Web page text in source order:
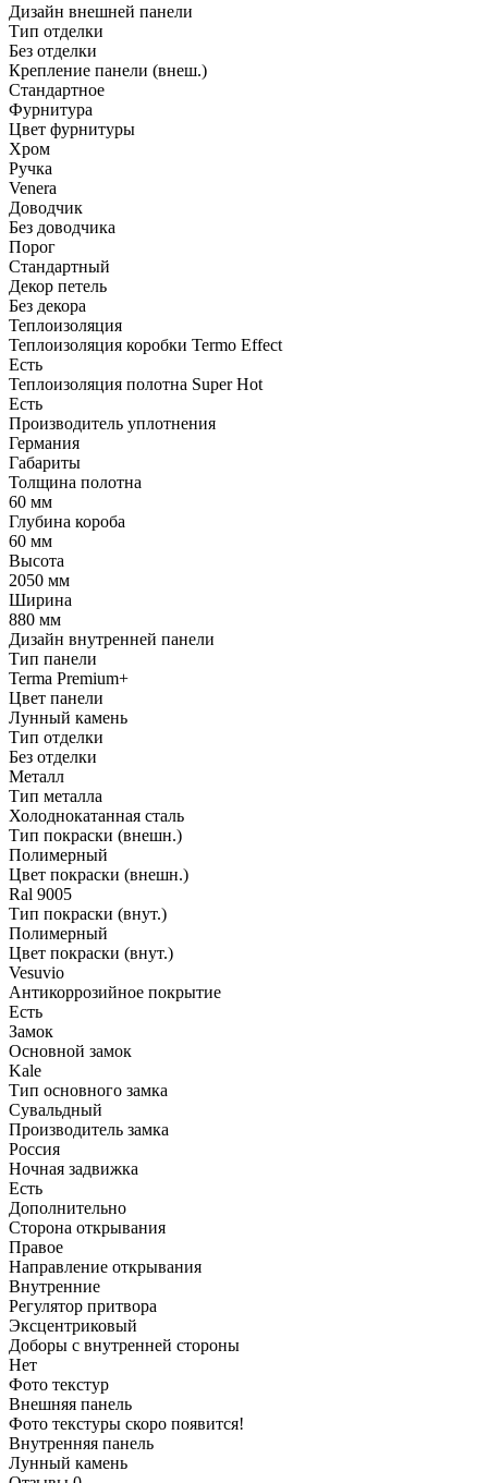
Дизайн внешней панели
Тип отделки
Без отделки
Крепление панели (внеш.)
Стандартное
Фурнитура
Цвет фурнитуры
Хром
Ручка
Venera
Доводчик
Без доводчика
Порог
Стандартный
Декор петель
Без декора
Теплоизоляция
Теплоизоляция коробки Termo Effect
Есть
Теплоизоляция полотна Super Нot
Есть
Производитель уплотнения
Германия
Габариты
Толщина полотна
60 мм
Глубина короба
60 мм
Высота
2050 мм
Ширина
880 мм
Дизайн внутренней панели
Тип панели
Terma Premium+
Цвет панели
Лунный камень
Тип отделки
Без отделки
Металл
Тип металла
Холоднокатанная сталь
Тип покраски (внешн.)
Полимерный
Цвет покраски (внешн.)
Ral 9005
Тип покраски (внут.)
Полимерный
Цвет покраски (внут.)
Vesuvio
Антикоррозийное покрытие
Есть
Замок
Основной замок
Kale
Тип основного замка
Сувальдный
Производитель замка
Россия
Ночная задвижка
Есть
Дополнительно
Сторона открывания
Правое
Направление открывания
Внутренние
Регулятор притвора
Эксцентриковый
Доборы с внутренней стороны
Нет
Фото текстур
Внешняя панель
Фото текстуры скоро появится!
Внутренняя панель
Лунный камень